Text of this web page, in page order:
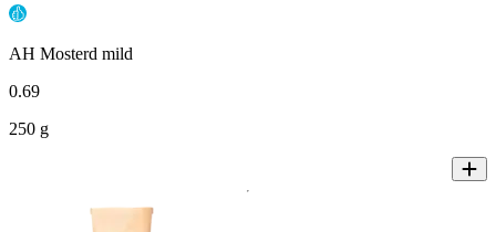
AH Mosterd mild
0.69
250 g